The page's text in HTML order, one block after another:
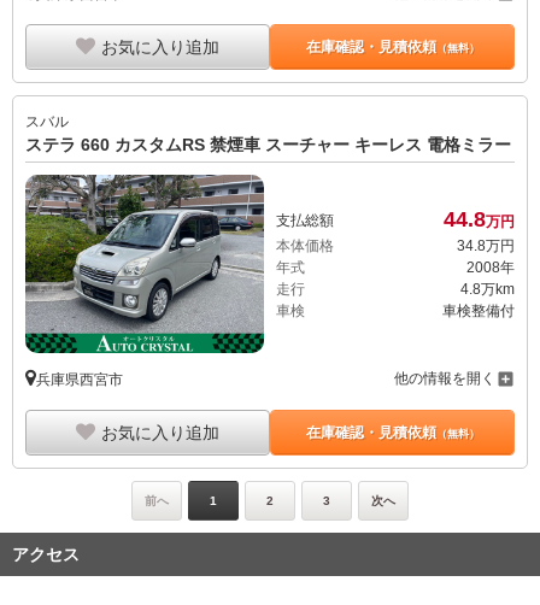
お気に入り追加 在庫確認・見積依頼（無料）
スバル
ステラ 660 カスタムRS 禁煙車 スーチャー キーレス 電格ミラー
支払総額 44.8万円
本体価格
34. 8万円
年式
2008年
走行
4.8万km
車検
車検整備付
兵庫県西宮市 他の情報を開く
お気に入り追加 在庫確認・見積依頼（無料）
前へ 1 2 3 次へ
アクセス